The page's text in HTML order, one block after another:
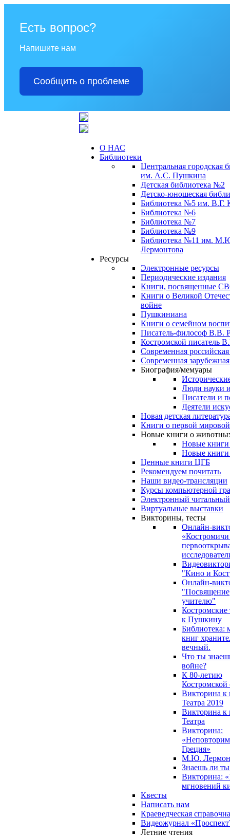
Есть вопрос?
Напишите нам
Сообщить о проблеме
О НАС
Библиотеки
Центральная городская
им. А.С. Пушкина
Детская библиотека №2
Детско-юношеская
Библиотека №5 им. В.Г.
Библиотека №6
Библиотека №7
Библиотека №9
Библиотека №11 им.
Лермонтова
Ресурсы
Электронные ресурсы
Периодические издания
Книги, посвященные
Книги о Великой
войне
Пушкиниана
Книги о семейном
Писатель-философ В.В.
Костромской писатель
Современная российская
Современная
Биография/мемуары
Люди науки
Писатели и
Деятели
Новая детская
Книги о первой
Новые книги о
Новые книги
Новые книги
Ценные книги ЦГБ
Рекомендуем почитать
Наши видео-трансляции
Курсы компьютерной
Электронный читальный
Виртуальные выставки
Викторины, тесты
Онлайн-
"Кино и
Онлайн-
"Посвящение
учителю"
к Пушкину
Библиотека:
книг
вечный.
Что ты
войне?
К 80-летию
Костромской
Викторина к
Театра 2019
Викторина к
Театра
Викторина:
Греция»
М.Ю.
Знаешь ли
Викторина:
мгновений
Квесты
Написать нам
Краеведческая
Видеожурнал
Летние чтения